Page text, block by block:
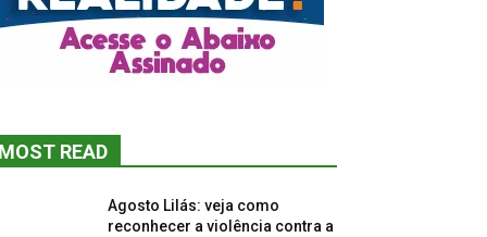
READ
Agosto Lilás: veja como
reconhecer a violência contra a